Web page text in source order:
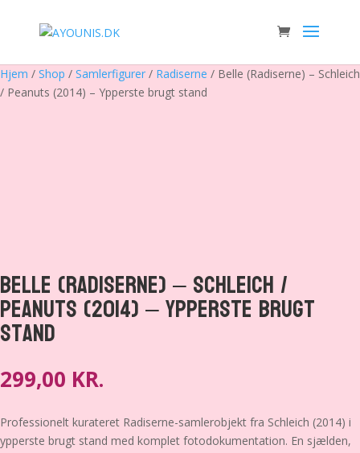
Hjem / Shop / Samlerfigurer / Radiserne / Belle (Radiserne) – Schleich
/ Peanuts (2014) – Ypperste brugt stand
Belle (Radiserne) – Schleich /
Peanuts (2014) – Ypperste brugt
stand
299,00 KR.
Professionelt kurateret Radiserne-samlerobjekt fra Schleich (2014) i
ypperste brugt stand med komplet fotodokumentation. En sjælden,